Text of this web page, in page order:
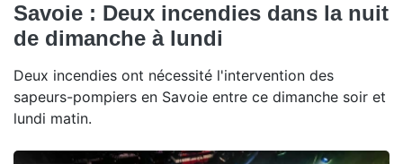
Savoie : Deux incendies dans la nuit
de dimanche à lundi
Deux incendies ont nécessité l'intervention des
sapeurs-pompiers en Savoie entre ce dimanche soir et
lundi matin.